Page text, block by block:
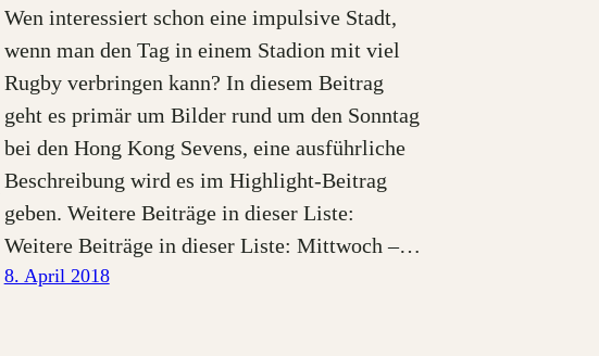
Wen interessiert schon eine impulsive Stadt,
wenn man den Tag in einem Stadion mit viel
Rugby verbringen kann? In diesem Beitrag
geht es primär um Bilder rund um den Sonntag
bei den Hong Kong Sevens, eine ausführliche
Beschreibung wird es im Highlight-Beitrag
geben. Weitere Beiträge in dieser Liste:
Weitere Beiträge in dieser Liste: Mittwoch –…
8. April 2018